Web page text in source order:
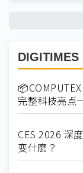
完整科技亮点
CES 2026 深
变什麽？